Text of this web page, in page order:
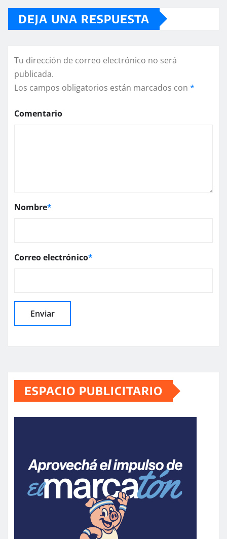
DEJA UNA RESPUESTA
Tu dirección de correo electrónico no será
publicada.
Los campos obligatorios están marcados con *
Comentario
Nombre*
Correo electrónico*
ESPACIO PUBLICITARIO